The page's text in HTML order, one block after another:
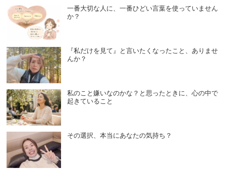
一番大切な人に、一番ひどい言葉を使っていません
か？
『私だけを見て』と言いたくなったこと、ありませ
んか？
私のこと嫌いなのかな？と思ったときに、心の中で
起きていること
その選択、本当にあなたの気持ち？